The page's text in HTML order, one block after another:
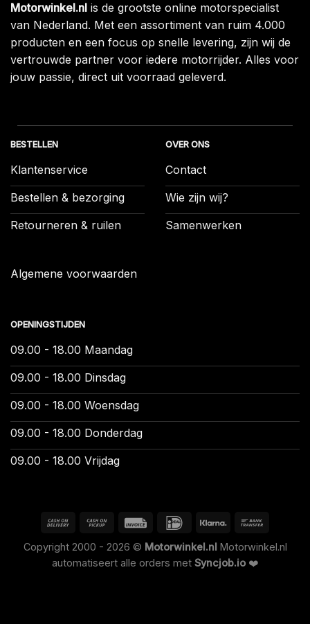
Motorwinkel.nl is de grootste online motorspecialist
van Nederland. Met een assortiment van ruim 4.000
producten en een focus op snelle levering, zijn wij de
vertrouwde partner voor iedere motorrijder. Alles voor
jouw passie, direct uit voorraad geleverd.
BESTELLEN
Klantenservice
Bestellen & bezorging
Retourneren & ruilen
Algemene voorwaarden
OVER ONS
Contact
Wie zijn wij?
Samenwerken
OPENINGSTIJDEN
09.00 - 18.00 Maandag
09.00 - 18.00 Dinsdag
09.00 - 18.00 Woensdag
09.00 - 18.00 Donderdag
09.00 - 18.00 Vrijdag
Copyright 2000 - 2026 © Motorwinkel.nl Motorwinkel.nl
automatiseert alle orders met Syncjob.io ❤️